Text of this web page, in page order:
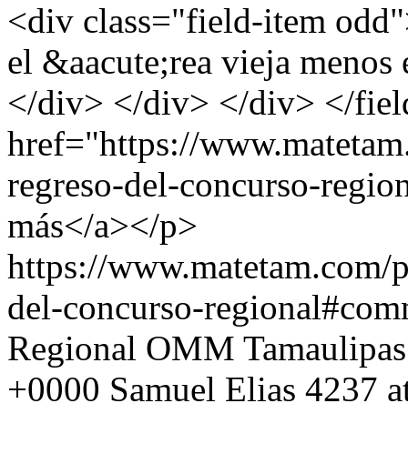
<div class="field-item
el &aacute;rea vieja
</div> </div> </div> </
href="https://
regreso-del-concurso-
más</a></p>
https://www.matetam.com/
del-concurso-
Regional OMM
+0000 Samuel Elias 4237